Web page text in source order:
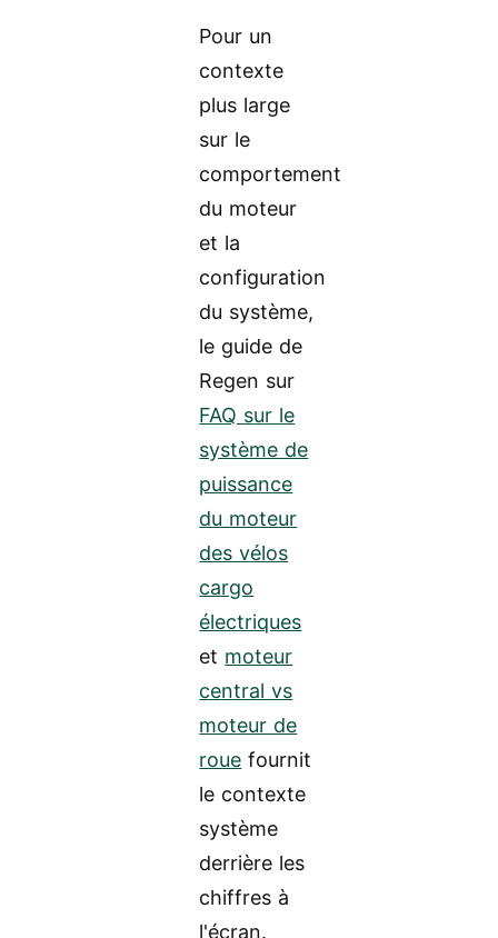
Pour un
contexte
plus large
sur le
comportement
du moteur
et la
configuration
du système,
le guide de
Regen sur
FAQ sur le
système de
puissance
du moteur
des vélos
cargo
électriques
et moteur
central vs
moteur de
roue fournit
le contexte
système
derrière les
chiffres à
l'écran.